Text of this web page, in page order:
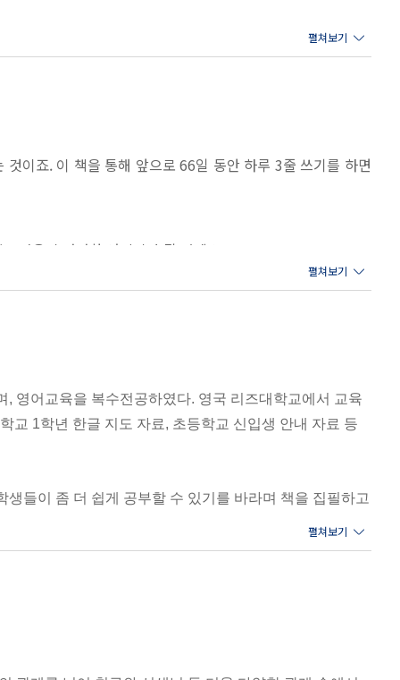
이죠. 이 책을 통해 앞으로 66일 동안 하루 3줄 쓰기를 하면
마음이 단단한 어린이가 될 거예요.
. 사전을 통해 그동안 알쏭달쏭 헷갈렸던 단어의 뜻을 정
, '사랑한다'를 보며 어떤 기분이었는지 아주 작은 것이라도
영어교육을 복수전공하였다. 영국 리즈대학교에서 교육
교 1학년 한글 지도 자료, 초등학교 신입생 안내 자료 등
들이 좀 더 쉽게 공부할 수 있기를 바라며 책을 집필하고
사전』, 『만화로 시작하는 초등 글쓰기 1, 2, 3』 등이